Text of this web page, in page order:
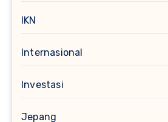
IKN
Internasional
Investasi
Jepang